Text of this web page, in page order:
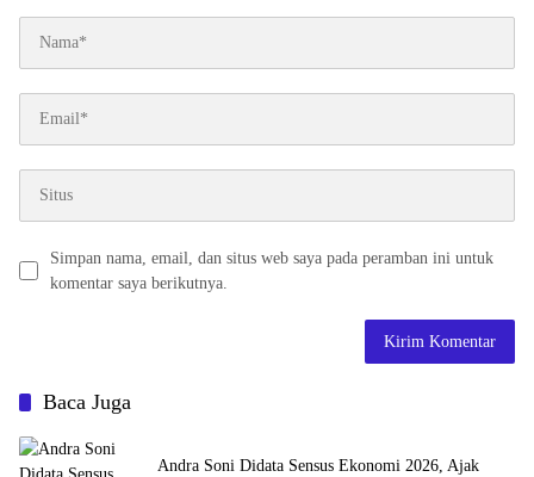
Simpan nama, email, dan situs web saya pada peramban ini untuk
komentar saya berikutnya.
Baca Juga
Andra Soni Didata Sensus Ekonomi 2026, Ajak